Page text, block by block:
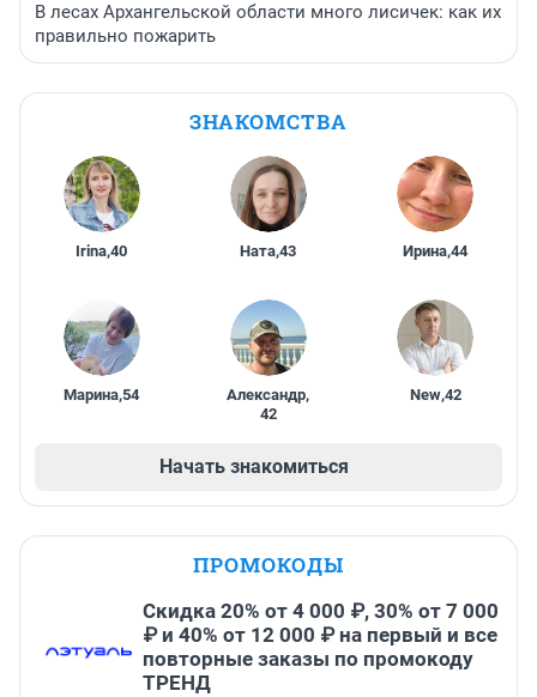
В лесах Архангельской области много лисичек: как их
правильно пожарить
ЗНАКОМСТВА
Irina,40 Ната,43 Ирина,44
Марина,54 Александр,
42
New,42
Начать знакомиться
ПРОМОКОДЫ
Скидка 20% от 4 000 ₽, 30% от 7 000
₽ и 40% от 12 000 ₽ на первый и все
повторные заказы по промокоду
ТРЕНД